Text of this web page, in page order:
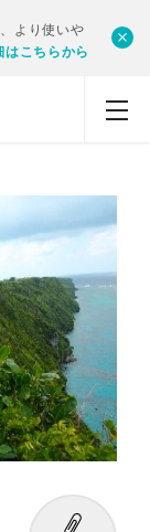
より使いや
はこちらから